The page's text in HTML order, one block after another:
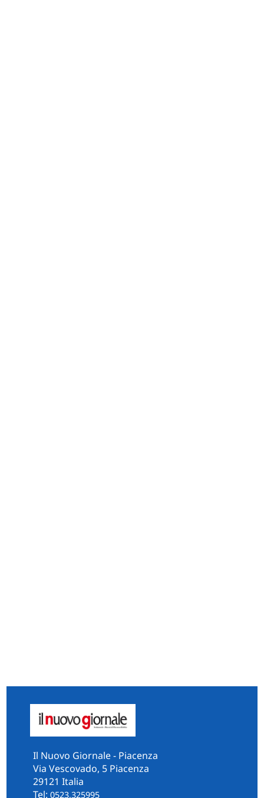
Il Nuovo Giornale - Piacenza
Via Vescovado, 5 Piacenza
29121 Italia
Tel: 0523.325995